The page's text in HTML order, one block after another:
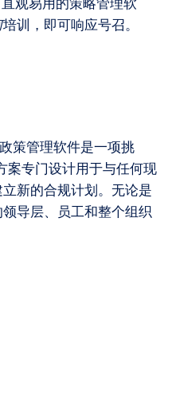
培训，即可响应号召。
策管理软件是一项挑
专门设计用于与任何现
新的合规计划。无论是
导层、员工和整个组织